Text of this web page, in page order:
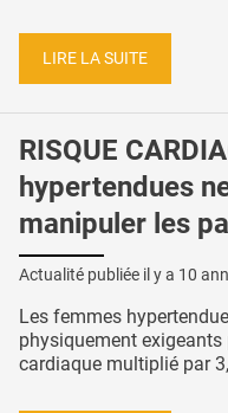
LIRE LA SUITE
RISQUE
hypertendues
manipuler les
Actualité publiée il y a 10
Les femmes
physiquement
cardiaque multiplié par